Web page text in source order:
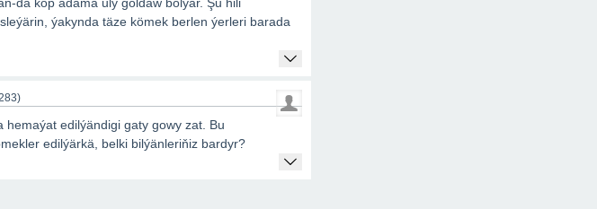
ýakynda täze kömek berlen ýerleri barada
edilýändigi gaty gowy zat. Bu
edilýärkä, belki bilýänleriňiz bardyr?